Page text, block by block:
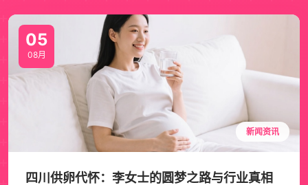
05
08月
新闻资讯
四川供卵代怀：李女士的圆梦之路与行业真相